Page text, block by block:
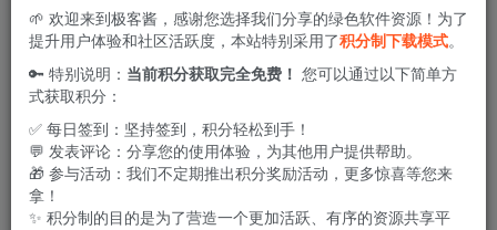
级别的图片处理，让每一张照片都独具风格。
🌱 欢迎来到极客酱，感谢您选择我们分享的绿色软件资源！为了
提升用户体验和社区活跃度，本站特别采用了积分制下载模式。
🔑 特别说明： 当前积分获取完全免费！ 您可以通过以下简单方
式获取积分：
✅ 每日签到：坚持签到，积分轻松到手！
💬 发表评论：分享您的使用体验，为其他用户提供帮助。
🎁 参与活动：我们不定期推出积分奖励活动，更多惊喜等您来
拿！
✨ 积分制的目的是为了营造一个更加活跃、有序的资源共享平